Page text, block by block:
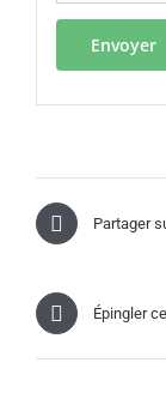
Partager
Épingler